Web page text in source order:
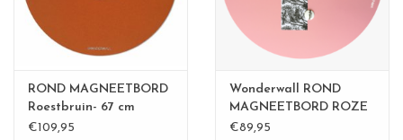
ROND MAGNEETBORD
Roestbruin- 67 cm
€109,95
Wonderwall ROND
MAGNEETBORD ROZE
- 60 cm -
€89,95